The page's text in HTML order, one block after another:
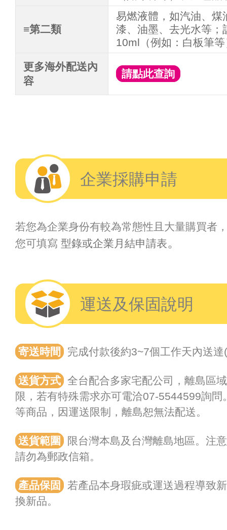
≡第二類
易燃液體，如汽油、
漆、油墨、去光水等；
10ml（例如：白板筆
更多海外配送內
容
請點此查詢
企業採購申請
若您為企業身份有較為常態性且大量購買者
您可填寫 型錄或企業月結申請表。
運送及保固說明
寄送時間 完成付款後約3~7個工作天內送
送貨方式 全台配合多家宅配公司，離島區
限，若有特殊需求亦可電洽07-5544599詢
等商品，因運送限制，離島恕無法配送。
送貨範圍
限台灣本島及台灣離島地區。注
請勿為郵政信箱。
產品保固
若產品本身瑕疵或運送過程導致
換新品。